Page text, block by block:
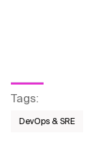
Tags:
DevOps & SRE